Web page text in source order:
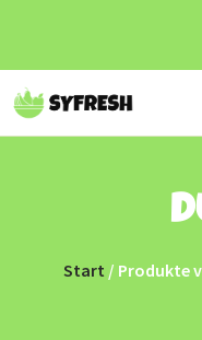
Start / Produkte